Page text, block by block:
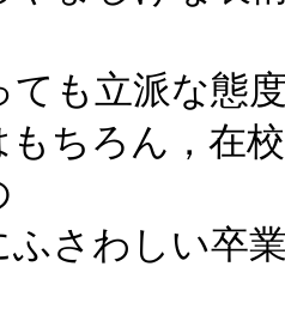
ても立派な態
もちろん，在
ふさわしい卒